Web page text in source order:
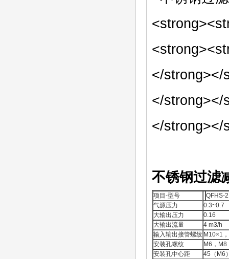
不锈钢过滤
项目-型号
QFHS-
气源压力
0.3~0.7
大输出压力
0.16
大输出流量
4 m3/h
输入输出接管螺纹 M10×1
安装孔螺纹
M6，M8
安装孔中心距
45（M6